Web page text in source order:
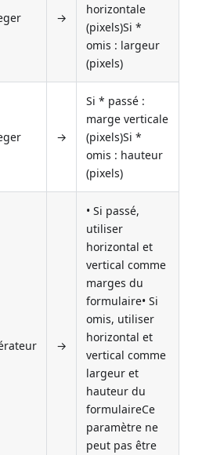
→
horizontale
(pixels)Si *
omis : largeur
(pixels)
→
Si * passé :
marge verticale
(pixels)Si *
omis : hauteur
(pixels)
→
• Si passé,
utiliser
horizontal et
vertical comme
marges du
formulaire• Si
omis, utiliser
horizontal et
vertical comme
largeur et
hauteur du
formulaireCe
paramètre ne
peut pas être